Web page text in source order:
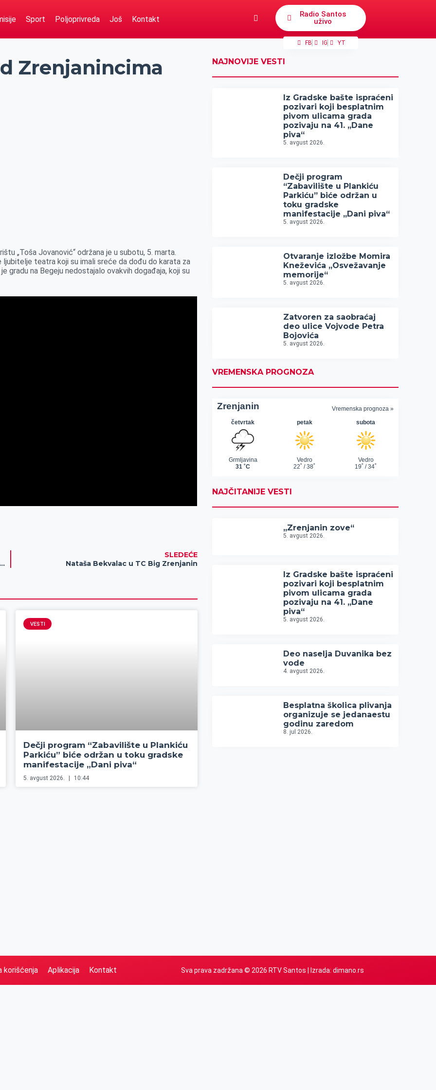
Sport Poljoprivreda Još Kontakt
Radio Santos
uživo
FB IG YT
Zrenjanincima
„Toša Jovanović“ održana je u subotu, 5. marta.
teatra koji su imali sreće da dođu do karata za
gradu na Begeju nedostajalo ovakvih događaja, koji su
Zajednička podrška na životnom putu u pograničnom području
SLEDEĆE
Nataša Bekvalac u TC Big Zrenjanin
VESTI
Dečji program “Zabavilište u Plankiću
Parkiću” biće održan u toku gradske
manifestacije „Dani piva“
5. avgust 2026. 10:44
NAJNOVIJE VESTI
Iz Gradske bašte ispraćeni
pozivari koji besplatnim
pivom ulicama grada
pozivaju na 41. „Dane
piva“
5. avgust 2026.
Dečji program
“Zabavilište u Plankiću
Parkiću” biće održan u
toku gradske
manifestacije „Dani piva“
5. avgust 2026.
Otvaranje izložbe Momira
Kneževića „Osvežavanje
memorije“
5. avgust 2026.
Zatvoren za saobraćaj
deo ulice Vojvode Petra
Bojovića
5. avgust 2026.
VREMENSKA PROGNOZA
NAJČITANIJE VESTI
„Zrenjanin zove“
5. avgust 2026.
Iz Gradske bašte ispraćeni
pozivari koji besplatnim
pivom ulicama grada
pozivaju na 41. „Dane
piva“
5. avgust 2026.
Deo naselja Duvanika bez
vode
4. avgust 2026.
Besplatna školica plivanja
organizuje se jedanaestu
godinu zaredom
8. jul 2026.
korišćenja Aplikacija Kontakt Sva prava zadržana © 2026 RTV Santos | Izrada: dimano.rs